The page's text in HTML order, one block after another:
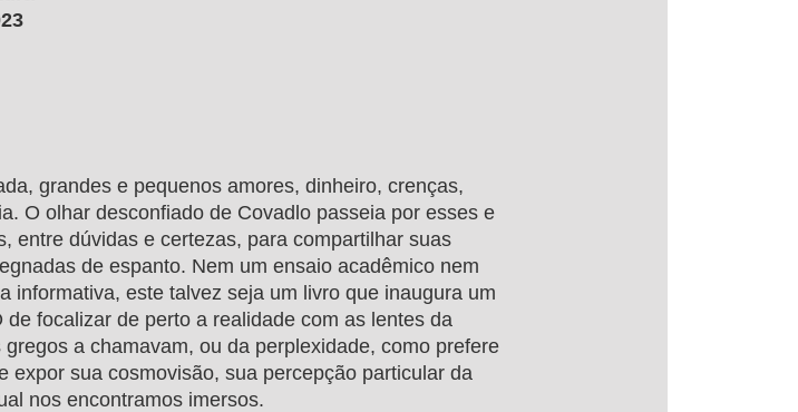
grandes e pequenos amores, dinheiro, crenças,
O olhar desconfiado de Covadlo passeia por esses e
entre dúvidas e certezas, para compartilhar suas
de espanto. Nem um ensaio acadêmico nem
informativa, este talvez seja um livro que inaugura um
de focalizar de perto a realidade com as lentes da
gregos a chamavam, ou da perplexidade, como prefere
expor sua cosmovisão, sua percepção particular da
nos encontramos imersos.